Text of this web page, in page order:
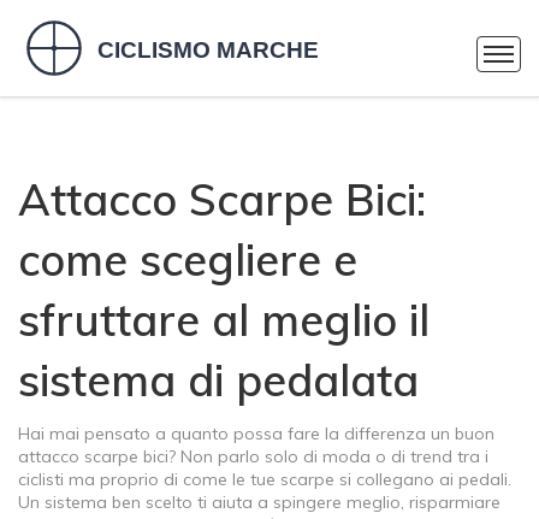
Attacco Scarpe Bici:
come scegliere e
sfruttare al meglio il
sistema di pedalata
Hai mai pensato a quanto possa fare la differenza un buon
attacco scarpe bici? Non parlo solo di moda o di trend tra i
ciclisti ma proprio di come le tue scarpe si collegano ai pedali.
Un sistema ben scelto ti aiuta a spingere meglio, risparmiare